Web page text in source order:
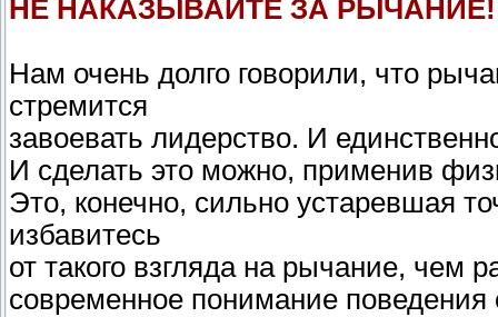
НЕ НАКАЗЫВАЙТЕ ЗА РЫЧАНИЕ!
Нам очень долго говорили, что
стремится
завоевать лидерство. И
И сделать это можно, применив
Это, конечно, сильно устаревшая
избавитесь
от такого взгляда на рычание, чем
современное понимание